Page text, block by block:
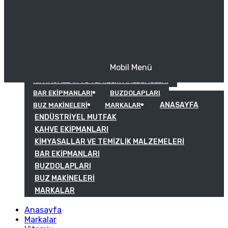
KIMYASALLAR VE TEMIZLIK MALZEMELERI
BAR EKIPMANLARI
BUZDOLAPLARI
BUZ MAKINELERI
MARKALAR
Mobil Menü
ANASAYFA
ENDÜSTRIYEL MUTFAK
KAHVE EKIPMANLARI
KIMYASALLAR VE TEMIZLIK MALZEMELERI
BAR EKIPMANLARI
BUZDOLAPLARI
BUZ MAKINELERI
MARKALAR
Anasayfa
Markalar